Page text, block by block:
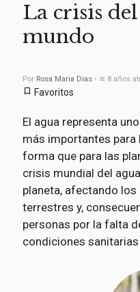
La crisis
mundo
Por Rosa Maria Dias• ≅ 8 años
bookmark_border Favoritos
El agua representa
más importantes para
forma que para las
crisis mundial del
planeta, afectando
terrestres y,
personas por la falta
condiciones